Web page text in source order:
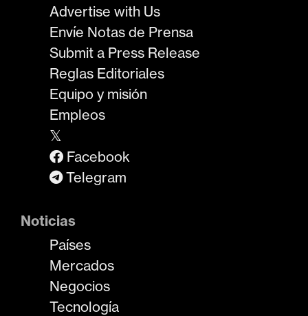
Advertise with Us
Envíe Notas de Prensa
Submit a Press Release
Reglas Editoriales
Equipo y misión
Empleos
𝕏
Facebook
Telegram
Noticias
Países
Mercados
Negocios
Tecnología